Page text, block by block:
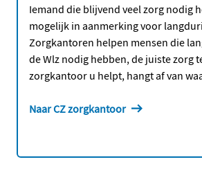
Iemand die blijvend veel zorg nodig
mogelijk in aanmerking voor
Zorgkantoren helpen mensen die
de Wlz nodig hebben, de juiste zorg
zorgkantoor u helpt, hangt af van
Naar CZ zorgkantoor